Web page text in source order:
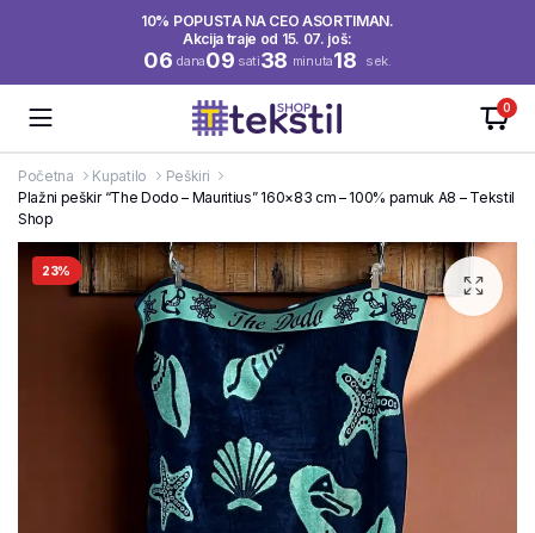
10% POPUSTA NA CEO ASORTIMAN.
Akcija traje od 15. 07. još:
06 dana09 sati38 minuta18 sek.
0
Početna Kupatilo
Peškiri
Plažni peškir “The Dodo – Mauritius” 160×83 cm – 100% pamuk A8 – Tekstil
Shop
23%